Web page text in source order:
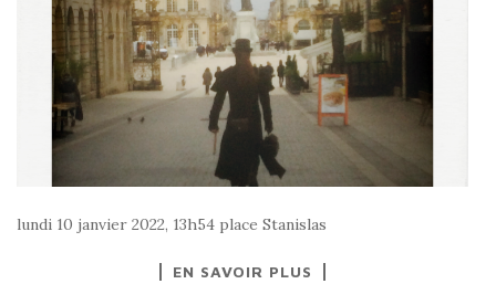
lundi 10 janvier 2022, 13h54 place Stanislas
EN SAVOIR PLUS